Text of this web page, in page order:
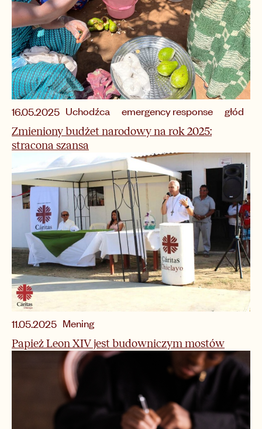
16.05.2025 Uchodźca emergency response głód
Zmieniony budżet narodowy na rok 2025:
stracona szansa
11.05.2025 Mening
Papież Leon XIV jest budowniczym mostów